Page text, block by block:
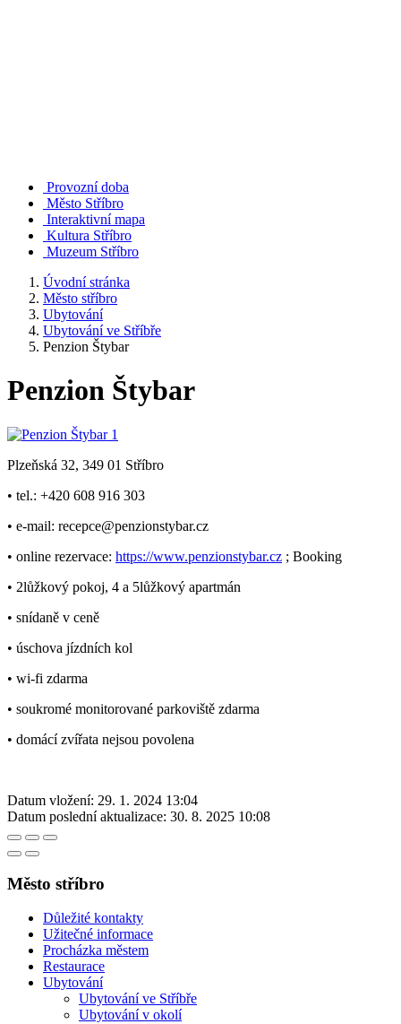
Provozní doba
Město Stříbro
Interaktivní mapa
Kultura Stříbro
Muzeum Stříbro
Úvodní stránka
Město stříbro
Ubytování
Ubytování ve Stříbře
Penzion Štybar
Penzion Štybar
Plzeňská 32, 349 01 Stříbro
• tel.: +420 608 916 303
• e-mail: recepce@penzionstybar.cz
• online rezervace: https://www.penzionstybar.cz ; Booking
• 2lůžkový pokoj, 4 a 5lůžkový apartmán
• snídaně v ceně
• úschova jízdních kol
• wi-fi zdarma
• soukromé monitorované parkoviště zdarma
• domácí zvířata nejsou povolena
Datum vložení: 29. 1. 2024 13:04
Datum poslední aktualizace: 30. 8. 2025 10:08
Město stříbro
Důležité kontakty
Užitečné informace
Procházka městem
Restaurace
Ubytování
Ubytování ve Stříbře
Ubytování v okolí